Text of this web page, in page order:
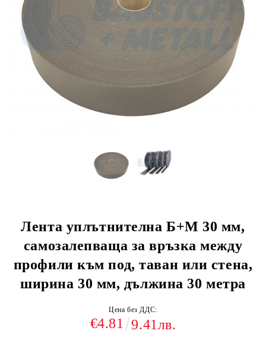
Лента уплътнителна Б+М 30 мм,
самозалепваща за връзка между
профили към под, таван или стена,
ширина 30 мм, дължина 30 метра
Цена без ДДС:
€4.81 9.41лв.